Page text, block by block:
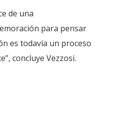
de una
para pensar
es todavía un proceso
concluye Vezzosi.